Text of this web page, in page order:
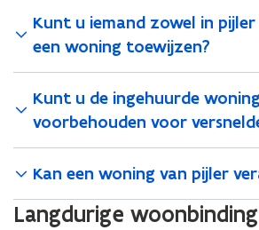
Kunt u iemand zowel in pijler
een woning toewijzen?
Kunt u de ingehuurde
voorbehouden voor
Kan een woning van pijler
Langdurige woonbinding